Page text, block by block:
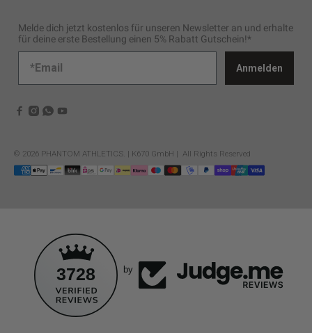
Melde dich jetzt kostenlos für unseren Newsletter an und erhalte
für deine erste Bestellung einen 5% Rabatt Gutschein!*
Anmelden
© 2026 PHANTOM ATHLETICS. | K670 GmbH | All Rights Reserved
3728 by